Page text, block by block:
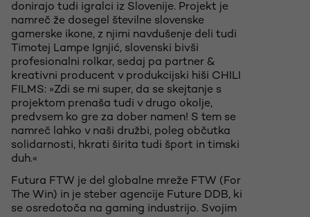
donirajo tudi igralci iz Slovenije. Projekt je
namreč že dosegel številne slovenske
gamerske ikone, z njimi navdušenje deli tudi
Timotej Lampe Ignjić, slovenski bivši
profesionalni rolkar, sedaj pa partner &
kreativni producent v produkcijski hiši CHILI
FILMS: »Zdi se mi super, da se skejtanje s
projektom prenaša tudi v drugo okolje,
predvsem ko gre za dober namen! S tem se
namreč lahko v naši družbi, poleg občutka
solidarnosti, hkrati širita tudi šport in timski
duh.«
Futura FTW je del globalne mreže FTW (For
The Win) in je steber agencije Future DDB, ki
se osredotoča na gaming industrijo. Svojim